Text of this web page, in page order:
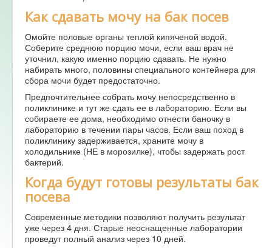
Как сдавать мочу на бак посев
Омойте половые органы теплой кипяченой водой.
Соберите среднюю порцию мочи, если ваш врач не
уточнил, какую именно порцию сдавать. Не нужно
набирать много, половины специального контейнера для
сбора мочи будет предостаточно.
Предпочтительнее собрать мочу непосредственно в
поликлинике и тут же сдать ее в лабораторию. Если вы
собираете ее дома, необходимо отнести баночку в
лабораторию в течении пары часов. Если ваш поход в
поликлинику задерживается, храните мочу в
холодильнике (НЕ в морозилке), чтобы задержать рост
бактерий.
Когда будут готовы результаты бак
посева
Современные методики позволяют получить результат
уже через 4 дня. Старые неоснащенные лаборатории
проведут полный анализ через 10 дней.